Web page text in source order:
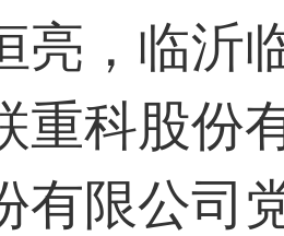
亮，临沂
重科股份
有限公司